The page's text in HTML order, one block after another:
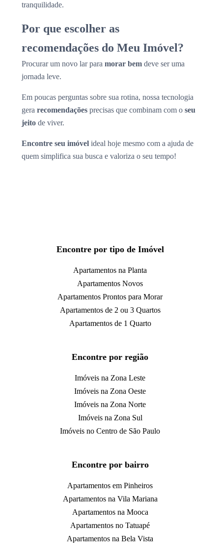
tranquilidade.
Por que escolher as
recomendações do Meu Imóvel?
Procurar um novo lar para morar bem deve ser uma
jornada leve.
Em poucas perguntas sobre sua rotina, nossa tecnologia
gera recomendações precisas que combinam com o seu
jeito de viver.
Encontre seu imóvel ideal hoje mesmo com a ajuda de
quem simplifica sua busca e valoriza o seu tempo!
Encontre por tipo de Imóvel
Apartamentos na Planta
Apartamentos Novos
Apartamentos Prontos para Morar
Apartamentos de 2 ou 3 Quartos
Apartamentos de 1 Quarto
Encontre por região
Imóveis na Zona Leste
Imóveis na Zona Oeste
Imóveis na Zona Norte
Imóveis na Zona Sul
Imóveis no Centro de São Paulo
Encontre por bairro
Apartamentos em Pinheiros
Apartamentos na Vila Mariana
Apartamentos na Mooca
Apartamentos no Tatuapé
Apartamentos na Bela Vista